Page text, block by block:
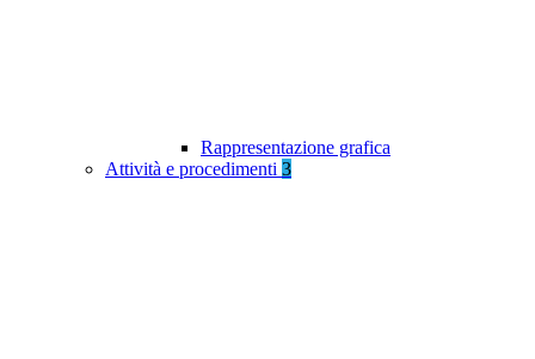
Rappresentazione grafica
Attività e procedimenti 3